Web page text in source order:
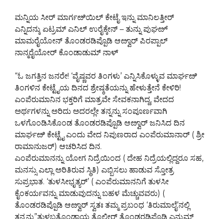
ಮನ್ನಿಯ ಸೀರ್ ಮಾರ್ಗೞಿಯಿಲ್ ಕೇಟೈ ಇನ್ನು ಮಾನಿಲತ್ತೀರ್
ಎನ್ನಿದನ್ಕು ಏಟ್ರಮ್ ಎನಿಲ್ ಉರೈಕ್ಕೇನ್ – ತುನ್ನು ಪುಘೞ್
ಮಾಮರೈಯೋನ್ ತೊಂಡರಡಿಪ್ಪೊಡಿ ಆೞ್ವಾರ್ ಪಿರಪ್ಪಾಲ್
ನಾನ್ಮರೈಯೋರ್ ಕೊಂಡಾಡುಮ್ ನಾಳ್
“ಓ ಜಗತ್ತಿನ ಜನರೇ! ‘ವೈಷ್ಣವರ ತಿಂಗಳು’ ಎನ್ನಿಸಿಕೊಳ್ಳುವ ಮಾರ್ಘೞಿ
ತಿಂಗಳಿನ ಕೇಟ್ಟೈಯ ದಿನದ ಶ್ರೇಷ್ಠತೆಯನ್ನು ಹೇಳುತ್ತೇನೆ ಕೇಳಿರಿ!
ಎಂಪೆರುಮಾನಿನ ಭಕ್ತರಿಗೆ ಮಾತ್ರವೇ ಸೇವಕನಾಗಿದ್ದ, ವೇದದ
ಅರ್ಥಗಳನ್ನು ಅರಿದು ಅದರಲ್ಲೇ ತನ್ನನ್ನು ಸಂಪೂರ್ಣವಾಗಿ
ಒಳಗೊಂಡಿಸಿಕೊಂಡ ತೊಂಡರಡಿಪ್ಪೊಡಿ ಆೞ್ವಾರ್ ಜನಿಸಿದ ದಿನ
ಮಾರ್ಘೞಿ ಕೇಟ್ಟೈ ಎಂದು ವೇದ ನಿಪುಣರಾದ ಎಂಪೆರುಮಾನಾರ್ ( ಶ್ರೀ
ರಾಮಾನುಜರ್) ಆಚರಿಸಿದ ದಿನ.
ಎಂಪೆರುಮಾನನ್ನು ಯೋಗ ನಿದ್ರೆಯಿಂದ ( ದೇಹ ನಿದ್ರೆಯಲ್ಲಿದ್ದರೂ ಸಹ,
ಮನಸ್ಸು ಎಲ್ಲಾ ಅರಿತಿರುವ ಸ್ಥಿತಿ) ಎಬ್ಬಿಸಲು ಹಾಡುವ ಸ್ತೋತ್ರ
ಸುಪ್ರಭಾತ. ‘ತುಳಸೀಭೃತ್ಯರ್’ ( ಎಂಪೆರುಮಾನನಿಗೆ ತುಳಸೀ
ಕೈಂಕರ್ಯವನ್ನು ಮಾಡುವುದನ್ನು ಬಹಳ ಮೆಚ್ಚುವವರು) (
ತೊಂಡರಡಿಪ್ಪೊಡಿ ಆೞ್ವಾರ್ ಸ್ವತಃ ತಮ್ಮ ಪ್ರಬಂಧ ‘ತಿರುಮಾಲೈ’ನಲ್ಲಿ
ತನ್ನನ್ನು”ತುಳಬತೊಂಡಾಯ ತೊಲ್ಸೀರ್ ತೊಂಡರಡಿಪ್ಪೊಡಿ ಎನ್ನುಮ್